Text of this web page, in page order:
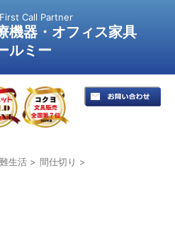
Call Partner
機器・オフィス家具
ルミー
生活 > 間仕切り >